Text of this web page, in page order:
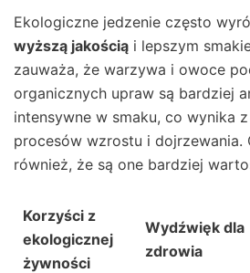
Ekologiczne jedzenie często
wyższą jakością i lepszym
zauważa, że warzywa i owoce
organicznych upraw są bardziej
intensywne w smaku, co wynika
procesów wzrostu i dojrzewania.
również, że są one bardziej
Korzyści z
ekologicznej
żywności
Wydźwięk dla
zdrowia